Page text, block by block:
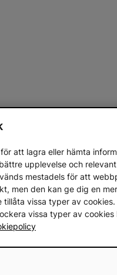
att lagra eller hämta
upplevelse och
mestadels för att
men den kan ge dig en
vissa typer av
vissa typer av